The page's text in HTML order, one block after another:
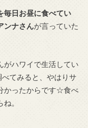
毎日お昼に食べてい
ンナさんが言っていた
がハワイで生活してい
てみると、やはりサ
かったからです☆食べ
。